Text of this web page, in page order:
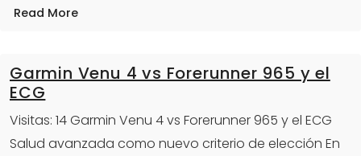
Read More
Garmin Venu 4 vs Forerunner 965 y el
ECG
Visitas: 14 Garmin Venu 4 vs Forerunner 965 y el ECG
Salud avanzada como nuevo criterio de elección En